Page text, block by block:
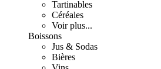
Tartinables
Céréales
Voir plus...
Boissons
Jus & Sodas
Bières